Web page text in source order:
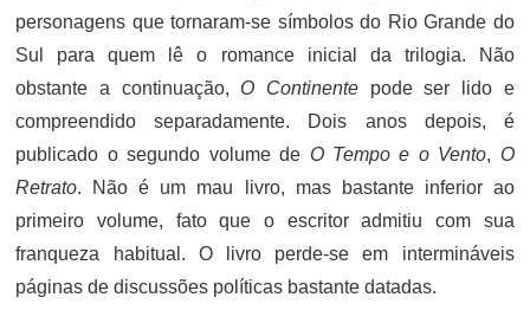
personagens que tornaram-se símbolos do Rio Grande do
Sul para quem lê o romance inicial da trilogia. Não
obstante a continuação, O Continente pode ser lido e
compreendido separadamente. Dois anos depois, é
publicado o segundo volume de O Tempo e o Vento, O
Retrato. Não é um mau livro, mas bastante inferior ao
primeiro volume, fato que o escritor admitiu com sua
franqueza habitual.
O livro perde-se em intermináveis
páginas de discussões políticas bastante datadas.